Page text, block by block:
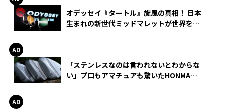
オデッセイ『タートル』旋風の真相！ 日本
生まれの新世代ミッドマレットが世界を席
「ステンレスなのは言われないとわからな
い」プロもアマチュアも驚いたHONMA